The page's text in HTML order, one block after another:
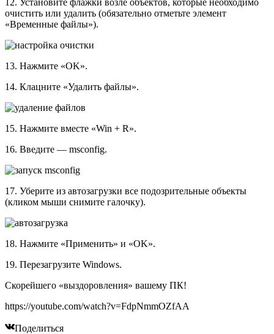
очистить или удалить (обязательно отметьте элемент
«Временные файлы»).
13. Нажмите «OK».
14. Клацните «Удалить файлы».
15. Нажмите вместе «Win + R».
16. Введите — msconfig.
17. Уберите из автозагрузки все подозрительные объекты
(кликом мыши снимите галочку).
18. Нажмите «Применить» и «OK».
19. Перезагрузите Windows.
Скорейшего «выздоровления» вашему ПК!
https://youtube.com/watch?v=FdpNmmOZfAA
Поделиться